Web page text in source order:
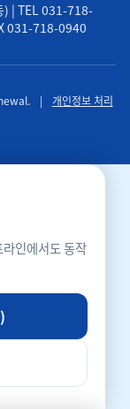
) | TEL 031-718-
031-718-0940
|
개인정보 처리
인에서도 동작